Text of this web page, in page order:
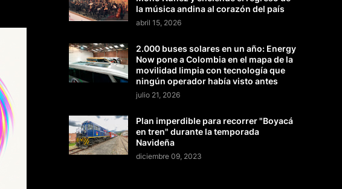
la música andina al corazón del país
abril 15, 2026
2.000 buses solares en un año: Energy
Now pone a Colombia en el mapa de la
movilidad limpia con tecnología que
ningún operador había visto antes
julio 21, 2026
Plan imperdible para recorrer "Boyacá
en tren" durante la temporada
Navideña
diciembre 09, 2023